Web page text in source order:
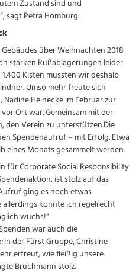
Zustand sind und
sagt Petra Homburg.
über Weihnachten 2018
starken Rußablagerungen leider
Kisten mussten wir deshalb
Umso mehr freute sich
Heinecke im Februar zur
Ort war. Gemeinsam mit der
den Verein zu unterstützen.Die
Spendenaufruf – mit Erfolg. Etwa
eines Monats gesammelt werden.
für Corporate Social Responsibility
ist stolz auf das
ging es noch etwas
konnte ich regelrecht
wuchs!“
war auch die
der Fürst Gruppe, Christine
erfreut, wie fleißig unsere
Bruchmann stolz.